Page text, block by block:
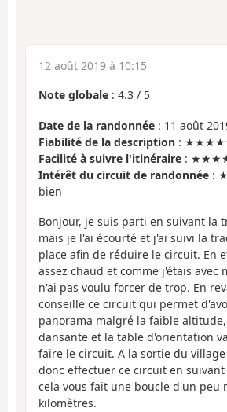
12 août 2019 à 10:15
Note globale : 4.3 / 5
Date de la randonnée : 11 août
Fiabilité de la description :
Facilité à suivre l'itinéraire :
Intérêt du circuit de randonnée :
bien
Bonjour, je suis parti en suivant la
mais je l'ai écourté et j'ai suivi la
place afin de réduire le circuit. En
assez chaud et comme j'étais avec
n'ai pas voulu forcer de trop. En
conseille ce circuit qui permet
panorama malgré la faible
dansante et la table d'orientation
faire le circuit. A la sortie du village
donc effectuer ce circuit en
cela vous fait une boucle d'un peu
kilomètres.